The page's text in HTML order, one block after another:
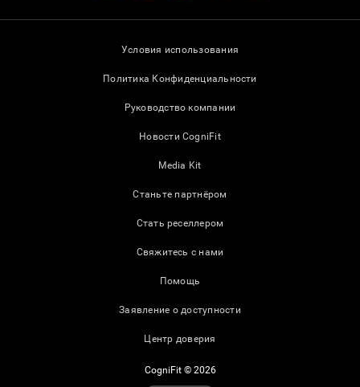
Условия использования
Политика Конфиденциальности
Руководство компании
Новости CogniFit
Media Kit
Станьте партнёром
Стать реселлером
Свяжитесь с нами
Помощь
Заявление о доступности
Центр доверия
CogniFit © 2026